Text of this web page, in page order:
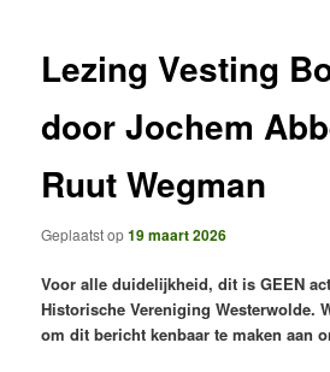
Lezing Vesting
door Jochem
Ruut Wegman
Geplaatst op19 maart 2026
Voor alle duidelijkheid, dit is GEEN
Historische Vereniging Westerwolde.
om dit bericht kenbaar te maken aan